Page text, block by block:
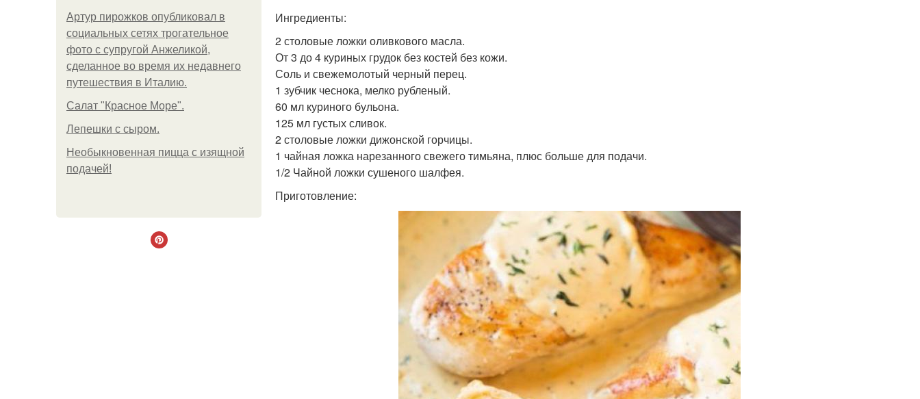
Артур пирожков опубликовал в
социальных сетях трогательное
фото с супругой Анжеликой,
сделанное во время их недавнего
путешествия в Италию.
Салат "Красное Море".
Лепешки с сыром.
Необыкновенная пицца с изящной
подачей!
Ингредиенты:
2 столовые ложки оливкового масла.
От 3 до 4 куриных грудок без костей без кожи.
Соль и свежемолотый черный перец.
1 зубчик чеснока, мелко рубленый.
60 мл куриного бульона.
125 мл густых сливок.
2 столовые ложки дижонской горчицы.
1 чайная ложка нарезанного свежего тимьяна, плюс больше для подачи.
1/2 Чайной ложки сушеного шалфея.
Приготовление: